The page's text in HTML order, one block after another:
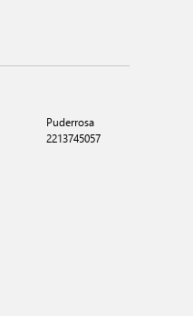
Puderrosa
2213745057